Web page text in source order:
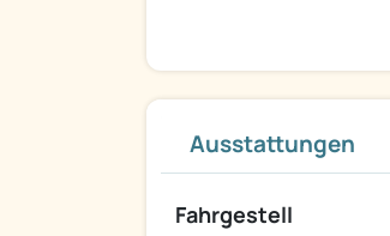
Ausstattungen
Fahrgestell